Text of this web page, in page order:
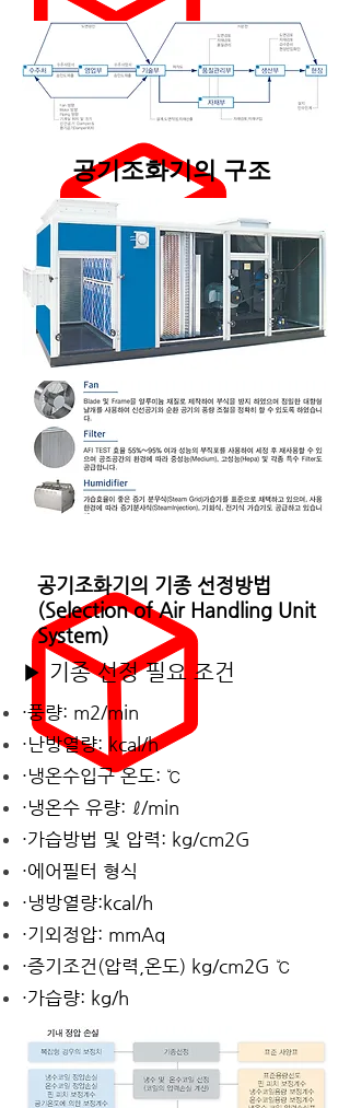
공기조화기의 구조
공기조화기의 기종 선정방법
(Selection of Air Handling Unit
System)
▶ 기종 선정 필요 조건
·풍량: m2/min
·난방열량: kcal/h
·냉온수입구 온도: ℃
·냉온수 유량: ℓ/min
·가습방법 및 압력: kg/cm2G
·에어필터 형식
·냉방열량:kcal/h
·기외정압: mmAq
·증기조건(압력,온도) kg/cm2G ℃
·가습량: kg/h